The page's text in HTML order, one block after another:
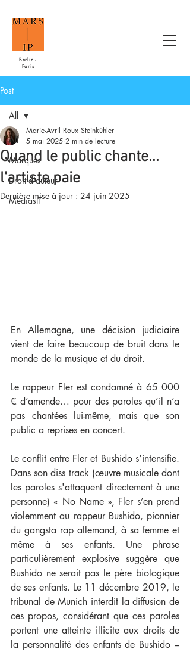
Berlin -
Paris
Post
All
Marques
Droit d'auteur
MédiasIT
All
Quand le public chante...
l'artiste paie
Marie-Avril Roux Steinkühler
5 mai 2025 2 min de lecture
Dernière mise à jour : 24 juin 2025
En Allemagne, une décision judiciaire
vient de faire beaucoup de bruit dans le
monde de la musique et du droit.
Le rappeur Fler est condamné à 65 000
€ d’amende… pour des paroles qu’il n’a
pas chantées lui-même, mais que son
public a reprises en concert.
Le conflit entre Fler et Bushido s’intensifie.
Dans son diss track (œuvre musicale dont
les paroles s'attaquent directement à une
personne) « No Name », Fler s’en prend
violemment au rappeur Bushido, pionnier
du gangsta rap allemand, à sa femme et
même à ses enfants. Une phrase
particulièrement explosive suggère que
Bushido ne serait pas le père biologique
de ses enfants. Le 11 décembre 2019, le
tribunal de Munich interdit la diffusion de
ces propos, considérant que ces paroles
portent une atteinte illicite aux droits de
la personnalité des enfants de Bushido –